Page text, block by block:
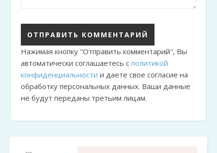
Нажимая кнопку "Отправить комментарий", Вы
автоматически соглашаетесь с политикой
конфиденциальности и даете свое согласие на
обработку персональных данных. Ваши данные
не будут переданы третьим лицам.